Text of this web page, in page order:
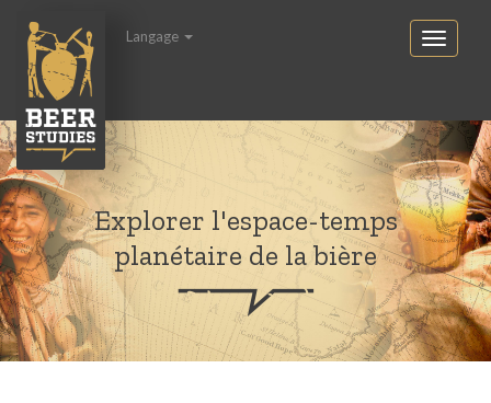
Langage
Explorer l'espace-temps
planétaire de la bière